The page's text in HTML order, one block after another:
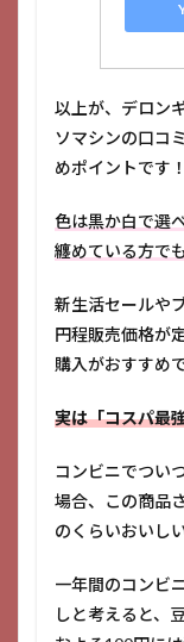
以上が、デロン
ソマシンの口コ
めポイントです
色は黒か白で選
纏めている方で
新生活セールや
円程販売価格が
購入がおすすめ
実は「コスパ最
コンビニでつい
場合、この商品
のくらいおいし
一年間のコンビ
しと考えると、